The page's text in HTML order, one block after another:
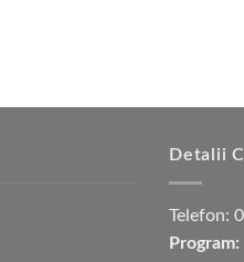
Detalii
Telefon:
Program: